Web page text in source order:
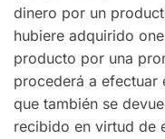
dinero por un
hubiere adquirido
producto por una
procederá a efectuar
que también se
recibido en virtud de